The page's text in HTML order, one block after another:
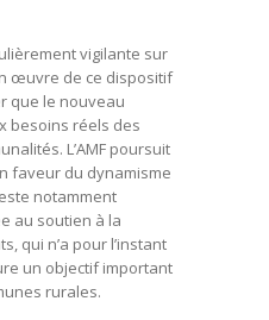
vigilante sur
œuvre de ce dispositif
que le nouveau
besoins réels des
L’AMF poursuit
faveur du dynamisme
notamment
au soutien à la
qui n’a pour l’instant
un objectif important
rurales.